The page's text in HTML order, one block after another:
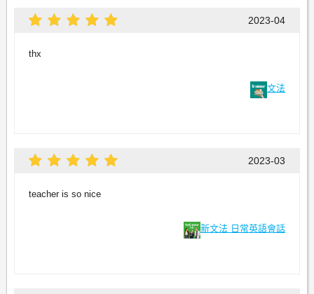
2023-04
thx
文法
2023-03
teacher is so nice
新文法 日常英語會話